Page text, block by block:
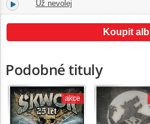
13. Už nevolej
Koupit
Podobné tituly
akce